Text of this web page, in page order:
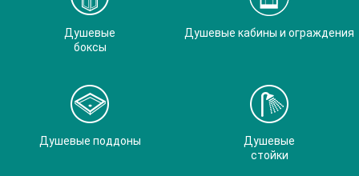
Душевые
боксы
Душевые кабины и ограждения
Душевые поддоны
Душевые
стойки